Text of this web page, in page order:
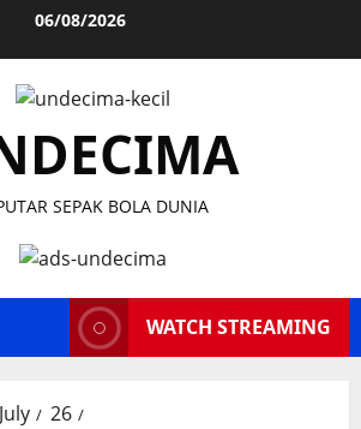
06/08/2026
SEPAK BOLA DUNIA
WATCH STREAMING
July
26